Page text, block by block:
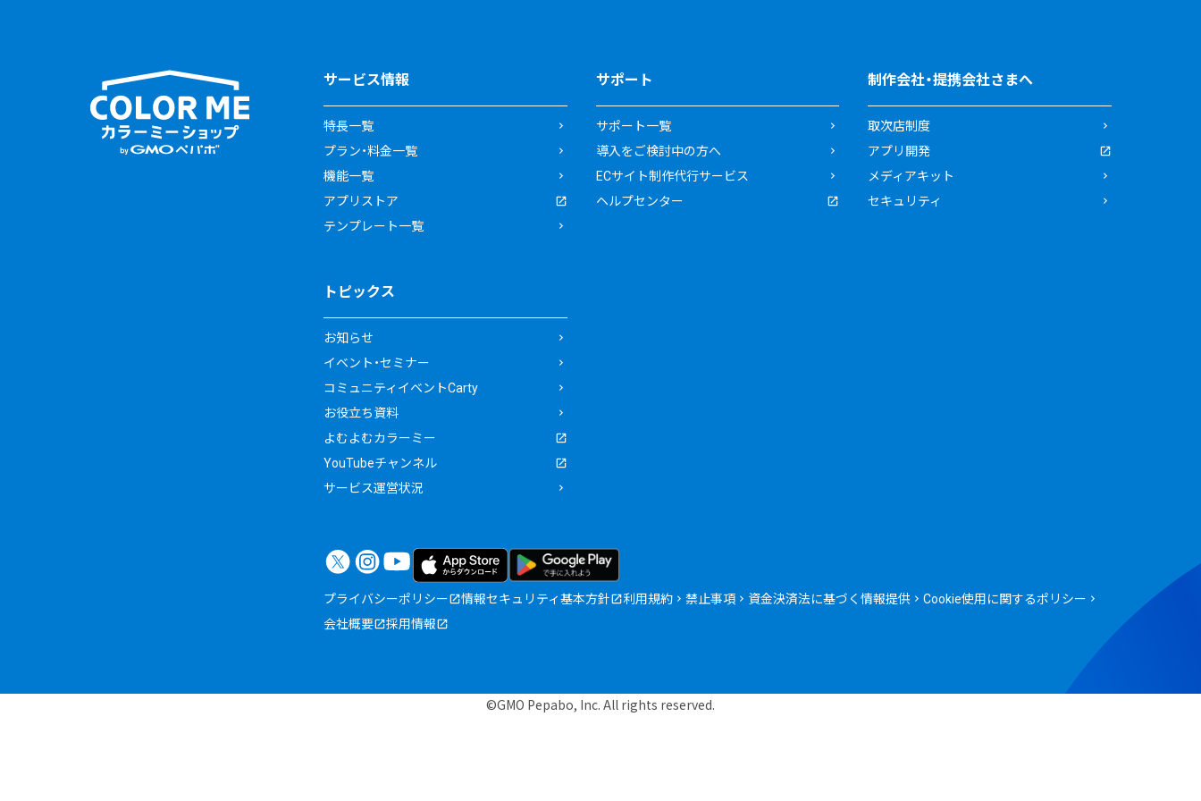
サービス情報
特長一覧
プラン・料金一覧
機能一覧
アプリストア
テンプレート一覧
サポート
サポート一覧
導入をご検討中の方へ
ECサイト制作代行サービス
ヘルプセンター
制作会社・提携会社さまへ
取次店制度
アプリ開発
メディアキット
セキュリティ
トピックス
お知らせ
イベント・セミナー
コミュニティイベントCarty
お役立ち資料
よむよむカラーミー
YouTubeチャンネル
サービス運営状況
プライバシーポリシー 情報セキュリティ基本方針 利用規約 禁止事項 資金決済法に基づく情報提供
Cookie使用に関するポリシー
会社概要
採用情報
©GMO Pepabo, Inc. All rights reserved.